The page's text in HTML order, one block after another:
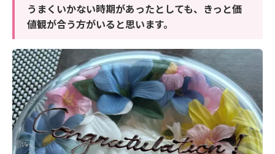
うまくいかない時期があったとしても、きっと価
値観が合う方がいると思います。